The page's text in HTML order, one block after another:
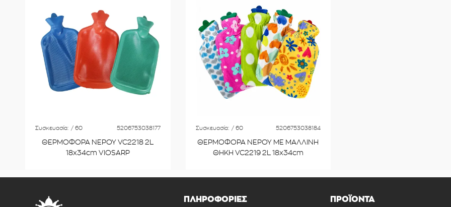
Συσκευασία: / 60 5206753038177
ΘΕΡΜΟΦΟΡΑ ΝΕΡΟΥ VC2218 2L
18x34cm VIOSARP
Συσκευασία: / 60 5206753038184
ΘΕΡΜΟΦΟΡΑ ΝΕΡΟΥ ΜΕ ΜΑΛΛΙΝΗ
ΘΗΚΗ VC2219 2L 18x34cm
ΠΛΗΡΟΦΟΡΙΕΣ ΠΡΟΪΟΝΤΑ